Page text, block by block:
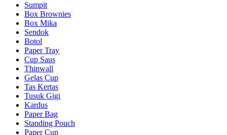
Sumpit
Box Brownies
Box Mika
Sendok
Botol
Paper Tray
Cup Saus
Thinwall
Gelas Cup
Tas Kertas
Tusuk Gigi
Kardus
Paper Bag
Standing Pouch
Paper Cup